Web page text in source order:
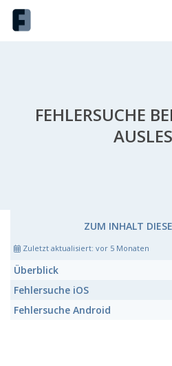
FEHLERSUCHE
ZUM INHALT
Zuletzt aktualisiert: vor 5 Monaten
Überblick
Fehlersuche iOS
Fehlersuche Android